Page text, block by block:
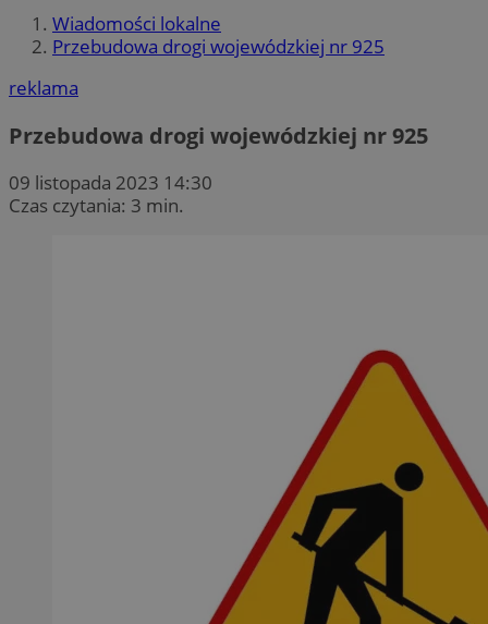
Wiadomości lokalne
Przebudowa drogi wojewódzkiej nr 925
reklama
Przebudowa drogi wojewódzkiej nr 925
09 listopada 2023 14:30
Czas czytania: 3 min.